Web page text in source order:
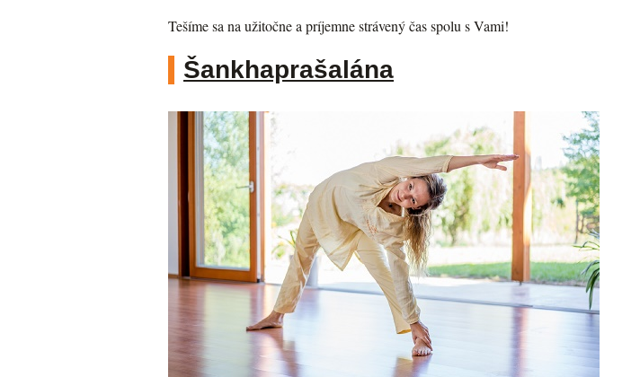
Tešíme sa na užitočne a príjemne strávený čas spolu s Vami!
Šankhaprašalána